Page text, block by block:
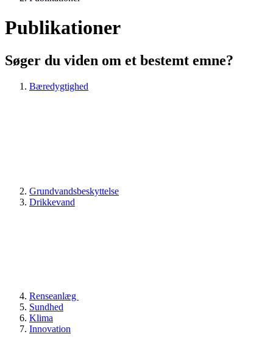
Publikationer
Søger du viden om et bestemt emne?
Bæredygtighed
Grundvandsbeskyttelse
Drikkevand
Renseanlæg
Sundhed
Klima
Innovation